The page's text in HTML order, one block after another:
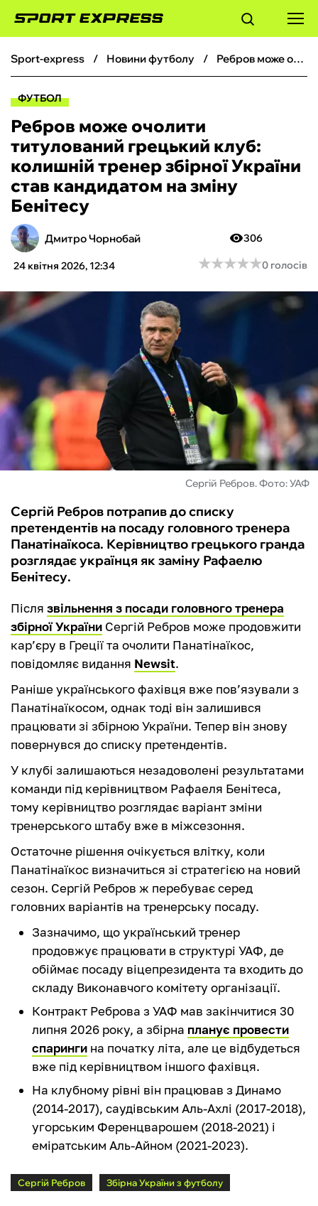
ФУТБОЛ
БОКС
ХОКЕЙ
ТЕНІС
КІБЕРСПОРТ
ЧС-2026
ФУТЗАЛ
ІНШІ
БУКМЕКЕРИ
sport-express новини футболу Ребров може очолити титулований грецький клуб: колишній тренер збірної України став кандидатом на зміну Бенітесу
ФУТБОЛ
Ребров може очолити
титулований грецький клуб:
колишній тренер збірної України
став кандидатом на зміну
Бенітесу
Дмитро Чорнобай
24 квітня 2026, 12:34
306
★★★★★
★★★★★0 голосів
Сергій Ребров. Фото: УАФ
Сергій Ребров потрапив до списку
претендентів на посаду головного тренера
Панатінаїкоса. Керівництво грецького гранда
розглядає українця як заміну Рафаелю
Бенітесу.
Після звільнення з посади головного тренера
збірної України Сергій Ребров може продовжити
кар’єру в Греції та очолити Панатінаїкос,
повідомляє видання Newsit.
Раніше українського фахівця вже пов’язували з
Панатінаїкосом, однак тоді він залишився
працювати зі збірною України. Тепер він знову
повернувся до списку претендентів.
У клубі залишаються незадоволені результатами
команди під керівництвом Рафаеля Бенітеса,
тому керівництво розглядає варіант зміни
тренерського штабу вже в міжсезоння.
Остаточне рішення очікується влітку, коли
Панатінаїкос визначиться зі стратегією на новий
сезон. Сергій Ребров ж перебуває серед
головних варіантів на тренерську посаду.
Зазначимо, що український тренер
продовжує працювати в структурі УАФ, де
обіймає посаду віцепрезидента та входить до
складу Виконавчого комітету організації.
Контракт Реброва з УАФ мав закінчитися 30
липня 2026 року, а збірна планує провести
спаринги на початку літа, але це відбудеться
вже під керівництвом іншого фахівця.
На клубному рівні він працював з Динамо
(2014-2017), саудівським Аль-Ахлі (2017-2018),
угорським Ференцварошем (2018-2021) і
еміратським Аль-Айном (2021-2023).
Сергій Ребров Збірна України з футболу